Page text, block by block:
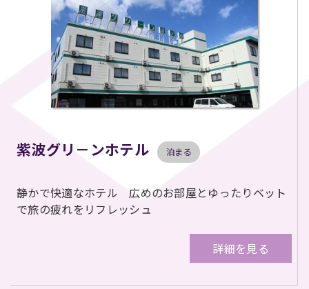
紫波グリ－ンホテル 泊まる
静かで快適なホテル 広めのお部屋とゆったりベット
で旅の疲れをリフレッシュ
詳細を見る